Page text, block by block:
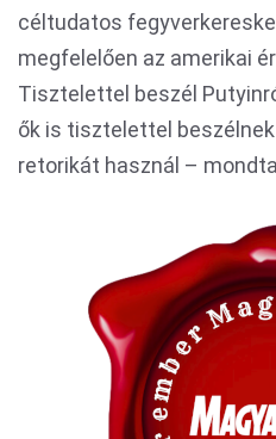
céltudatos
megfelelően az amerikai
Tisztelettel beszél
ők is tisztelettel
retorikát használ –